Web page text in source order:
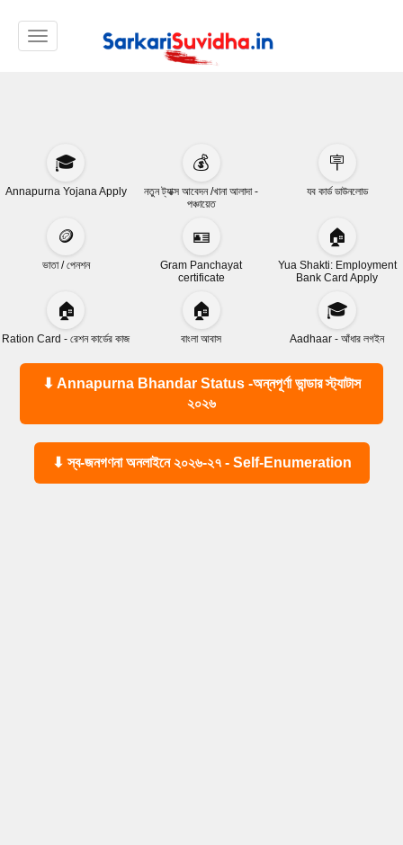
Toggle navigation
🎓
Annapurna Yojana Apply
💰
নতুন ট্যাক্স আবেদন /খানা আলাদা -
পঞ্চায়েত
🪧
যব কার্ড ডাউনলোড
🪙
ভাতা / পেনশন
🪪
Gram Panchayat
certificate
🏠
Yua Shakti: Employment
Bank Card Apply
🏠
Ration Card - রেশন কার্ডের কাজ
🏠
বাংলা আবাস
🎓
Aadhaar - আঁধার লগইন
⬇ Annapurna Bhandar Status -অন্নপূর্ণা ভান্ডার স্ট্যাটাস
২০২৬
⬇ স্ব-জনগণনা অনলাইনে ২০২৬-২৭ - Self-Enumeration